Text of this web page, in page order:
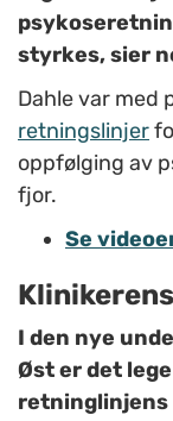
styrkes, sier
Dahle var med
retningslinjer
oppfølging av
fjor.
Se
I den nye
Øst er det
retninglinjens